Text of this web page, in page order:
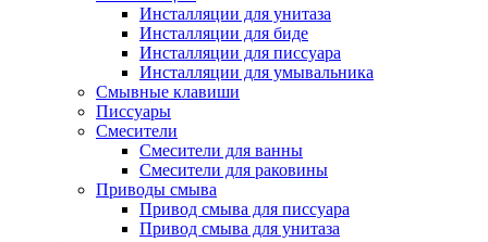
Инсталляции для унитаза
Инсталляции для биде
Инсталляции для писсуара
Инсталляции для умывальника
Смывные клавиши
Писсуары
Смесители
Смесители для ванны
Смесители для раковины
Приводы смыва
Привод смыва для писсуара
Привод смыва для унитаза